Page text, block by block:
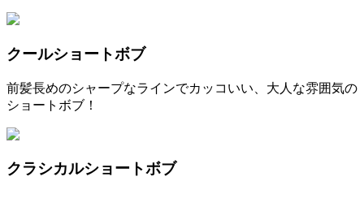
クールショートボブ
前髪長めのシャープなラインでカッコいい、大人な雰囲気の
ショートボブ！
クラシカルショートボブ